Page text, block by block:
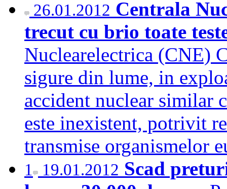
26.01.2012 Centrala
trecut cu brio toate
Nuclearelectrica (CNE)
sigure din lume, in
accident nuclear similar
este inexistent, potrivit
transmise organismelor
1 19.01.2012 Scad